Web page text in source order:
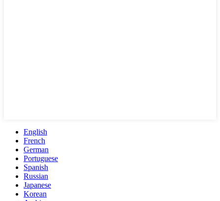
English
French
German
Portuguese
Spanish
Russian
Japanese
Korean